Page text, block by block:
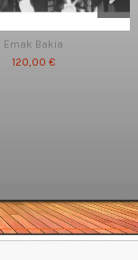
Emak Bakia
120,00 €